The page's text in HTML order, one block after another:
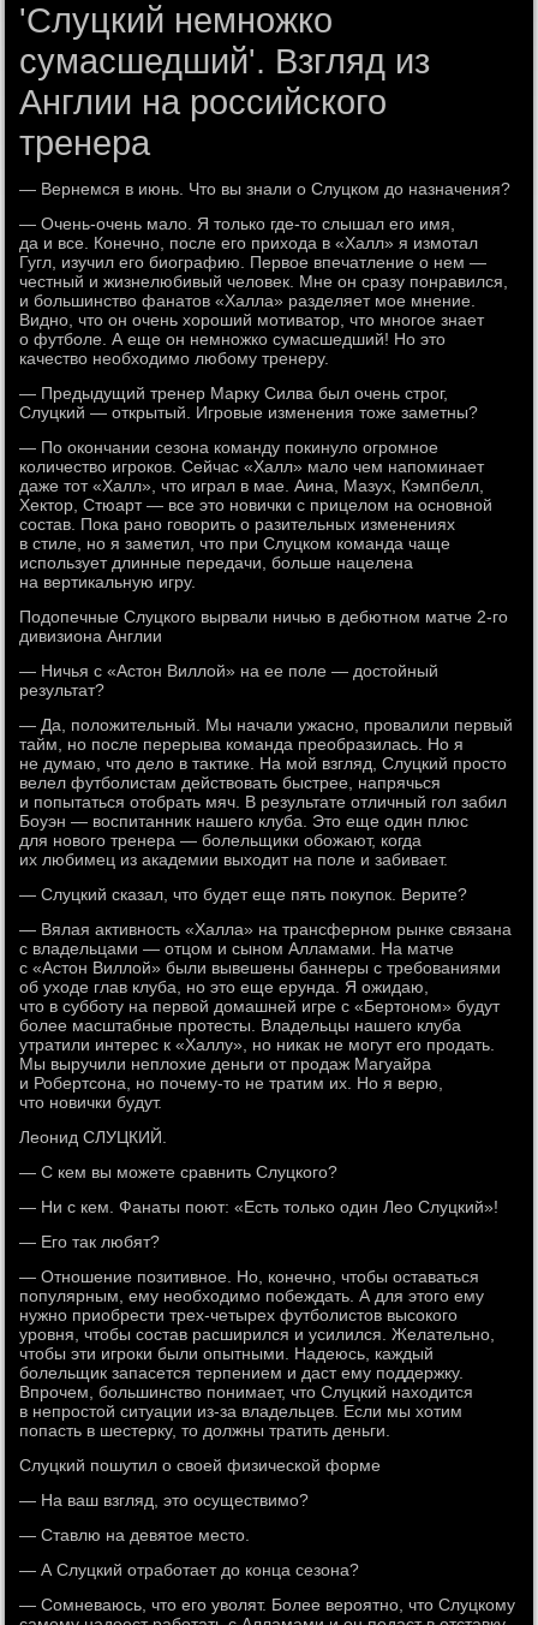
'Слуцкий немножко
сумасшедший'. Взгляд из
Англии на российского
тренера
— Вернемся в июнь. Что вы знали о Слуцком до назначения?
— Очень-очень мало. Я только где-то слышал его имя,
да и все. Конечно, после его прихода в «Халл» я измотал
Гугл, изучил его биографию. Первое впечатление о нем —
честный и жизнелюбивый человек. Мне он сразу понравился,
и большинство фанатов «Халла» разделяет мое мнение.
Видно, что он очень хороший мотиватор, что многое знает
о футболе. А еще он немножко сумасшедший! Но это
качество необходимо любому тренеру.
— Предыдущий тренер Марку Силва был очень строг,
Слуцкий — открытый. Игровые изменения тоже заметны?
— По окончании сезона команду покинуло огромное
количество игроков. Сейчас «Халл» мало чем напоминает
даже тот «Халл», что играл в мае. Аина, Мазух, Кэмпбелл,
Хектор, Стюарт — все это новички с прицелом на основной
состав. Пока рано говорить о разительных изменениях
в стиле, но я заметил, что при Слуцком команда чаще
использует длинные передачи, больше нацелена
на вертикальную игру.
Подопечные Слуцкого вырвали ничью в дебютном матче 2-го
дивизиона Англии
— Ничья с «Астон Виллой» на ее поле — достойный
результат?
— Да, положительный. Мы начали ужасно, провалили первый
тайм, но после перерыва команда преобразилась. Но я
не думаю, что дело в тактике. На мой взгляд, Слуцкий просто
велел футболистам действовать быстрее, напрячься
и попытаться отобрать мяч. В результате отличный гол забил
Боуэн — воспитанник нашего клуба. Это еще один плюс
для нового тренера — болельщики обожают, когда
их любимец из академии выходит на поле и забивает.
— Слуцкий сказал, что будет еще пять покупок. Верите?
— Вялая активность «Халла» на трансферном рынке связана
с владельцами — отцом и сыном Алламами. На матче
с «Астон Виллой» были вывешены баннеры с требованиями
об уходе глав клуба, но это еще ерунда. Я ожидаю,
что в субботу на первой домашней игре с «Бертоном» будут
более масштабные протесты. Владельцы нашего клуба
утратили интерес к «Халлу», но никак не могут его продать.
Мы выручили неплохие деньги от продаж Магуайра
и Робертсона, но почему-то не тратим их. Но я верю,
что новички будут.
Леонид СЛУЦКИЙ.
— С кем вы можете сравнить Слуцкого?
— Ни с кем. Фанаты поют: «Есть только один Лео Слуцкий»!
— Его так любят?
— Отношение позитивное. Но, конечно, чтобы оставаться
популярным, ему необходимо побеждать. А для этого ему
нужно приобрести трех-четырех футболистов высокого
уровня, чтобы состав расширился и усилился. Желательно,
чтобы эти игроки были опытными. Надеюсь, каждый
болельщик запасется терпением и даст ему поддержку.
Впрочем, большинство понимает, что Слуцкий находится
в непростой ситуации из-за владельцев. Если мы хотим
попасть в шестерку, то должны тратить деньги.
Слуцкий пошутил о своей физической форме
— На ваш взгляд, это осуществимо?
— Ставлю на девятое место.
— А Слуцкий отработает до конца сезона?
— Сомневаюсь, что его уволят. Более вероятно, что Слуцкому